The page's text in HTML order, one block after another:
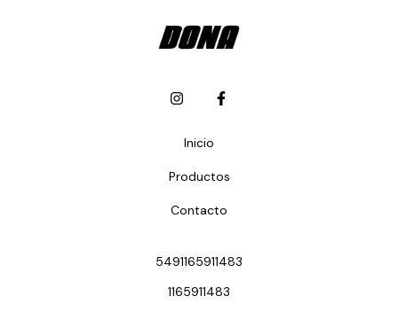
Inicio
Productos
Contacto
5491165911483
1165911483